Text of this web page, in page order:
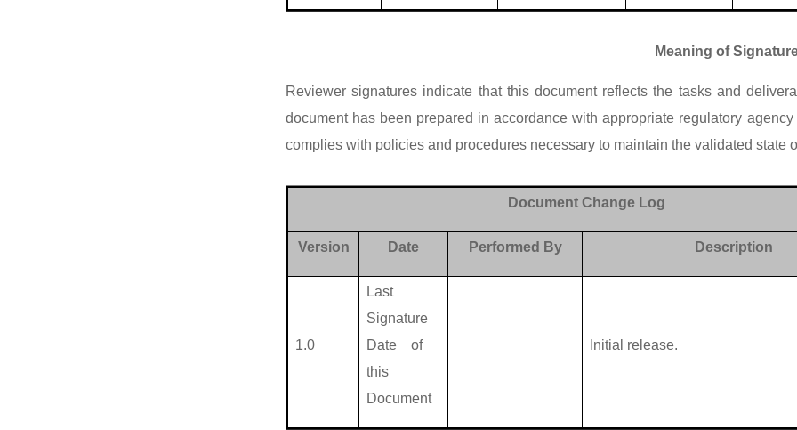
Meaning of
Reviewer signatures indicate that this document reflects the tasks and
document has been prepared in accordance with appropriate regulatory agency
complies with policies and procedures necessary to maintain the validated state
Document Change Log
Version Date Performed By Description
1.0
Last
Signature
Date of
this
Document
Initial release.